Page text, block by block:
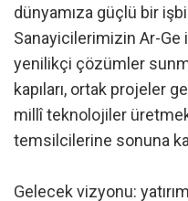
dünyamıza güçlü bir
Sanayicilerimizin Ar-Ge
yenilikçi çözümler
kapıları, ortak projeler
millî teknolojiler
temsilcilerine sonuna
Gelecek vizyonu: